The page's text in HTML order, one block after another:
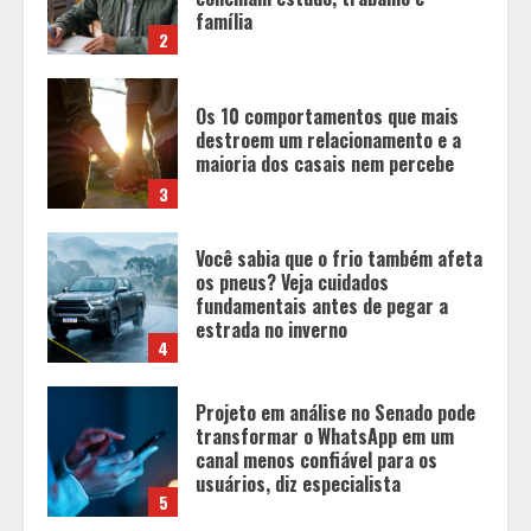
3
maioria dos casais nem percebe
4
Você sabia que o frio também afeta
os pneus? Veja cuidados
fundamentais antes de pegar a
estrada no inverno
5
Projeto em análise no Senado pode
transformar o WhatsApp em um
canal menos confiável para os
usuários, diz especialista
1
Entrada na escolinha não significa
o fim da amamentação: 6 dicas
para manter o aleitamento nessa
fase